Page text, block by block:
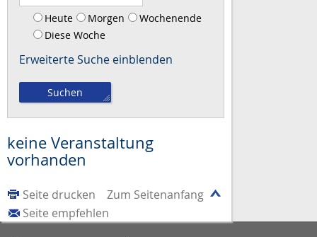
Heute Morgen
Wochenende
Diese Woche
Erweiterte Suche
keine Veranstaltung
vorhanden
Zum Seitenanfang
Seite drucken
Seite empfehlen